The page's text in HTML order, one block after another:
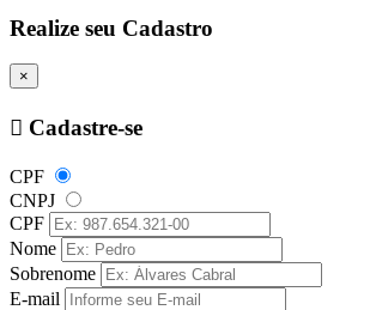
Realize seu Cadastro
×
Cadastre-se
CPF
CNPJ
CPF
Nome
Sobrenome
E-mail